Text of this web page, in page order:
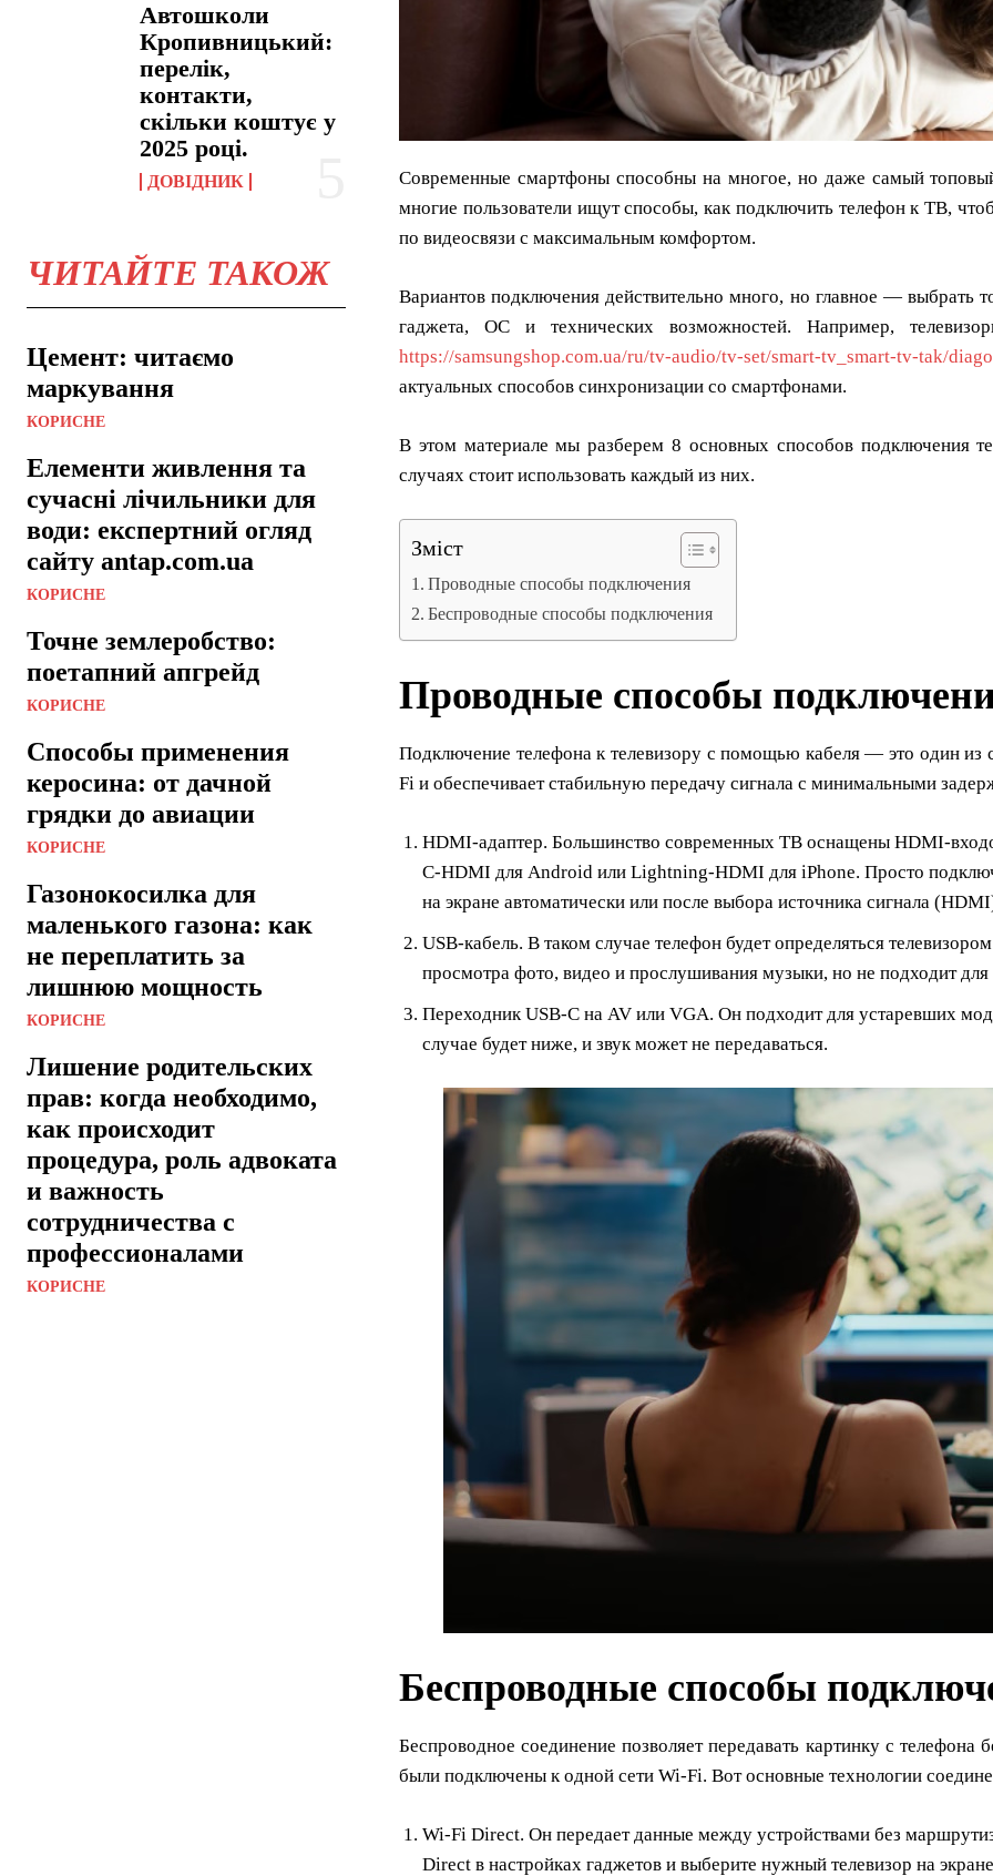
Автошколи
Кропивницький:
перелік,
контакти,
скільки коштує у
2025 році.
ДОВІДНИК
ЧИТАЙТЕ ТАКОЖ
Цемент: читаємо
маркування
КОРИСНЕ
Елементи живлення та
сучасні лічильники для
води: експертний огляд
сайту antap.com.ua
КОРИСНЕ
Точне землеробство:
поетапний апгрейд
КОРИСНЕ
Способы применения
керосина: от дачной
грядки до авиации
КОРИСНЕ
Газонокосилка для
маленького газона: как
не переплатить за
лишнюю мощность
КОРИСНЕ
Лишение родительских
прав: когда необходимо,
как происходит
процедура, роль адвоката
и важность
сотрудничества с
профессионалами
КОРИСНЕ
Современные смартфоны способны на многое, но даже самый
многие пользователи ищут способы, как подключить телефон к ТВ,
по видеосвязи с максимальным комфортом.
Вариантов подключения действительно много, но главное — выбрать
гаджета, ОС и технических возможностей. Например,
https://samsungshop.com.ua/ru/tv-audio/tv-set/smart-tv_smart-tv-tak/
актуальных способов синхронизации со смартфонами.
В этом материале мы разберем 8 основных способов подключения
случаях стоит использовать каждый из них.
Зміст
Проводные способы подключения
Беспроводные способы подключения
Проводные способы
Подключение телефона к телевизору с помощью кабеля — это один
Fi и обеспечивает стабильную передачу сигнала с минимальными
HDMI-адаптер. Большинство современных ТВ оснащены HDMI-
C-HDMI для Android или Lightning-HDMI для iPhone. Просто
на экране автоматически или после выбора источника сигнала
USB-кабель. В таком случае телефон будет определяться
просмотра фото, видео и прослушивания музыки, но не подходит для
Переходник USB-C на AV или VGA. Он подходит для устаревших
случае будет ниже, и звук может не передаваться.
Беспроводные способы
Беспроводное соединение позволяет передавать картинку с
были подключены к одной сети Wi-Fi. Вот основные технологии
Wi-Fi Direct. Он передает данные между устройствами без
Direct в настройках гаджетов и выберите нужный телевизор на